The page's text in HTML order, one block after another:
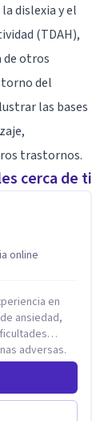
dislexiay el
(TDAH),
de otros
del
las bases
trastornos.
cerca de ti
online
en
ansiedad,
adversas.
y
puede
emocional y